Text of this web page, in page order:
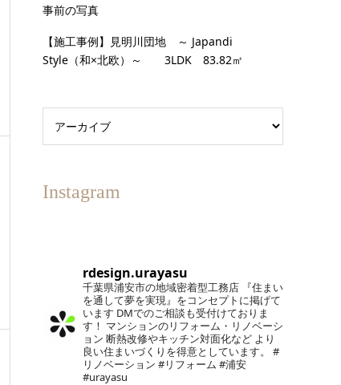
事前の写真
【施工事例】見明川団地 ～ Japandi
Style（和×北欧）～ 3LDK 83.82㎡
Instagram
rdesign.urayasu
千葉県浦安市の地域密着型工務店 『住まい
を通して夢を実現』をコンセプトに掲げて
います DMでのご相談も受付けておりま
す！ マンションのリフォーム・リノベーシ
ョン 断熱改修やキッチン対面化など より
良い住まいづくりを得意としています。
#
リノベーション #リフォーム #浦安
#urayasu